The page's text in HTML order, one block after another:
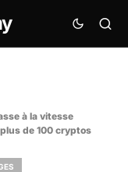
à la vitesse
de 100 cryptos